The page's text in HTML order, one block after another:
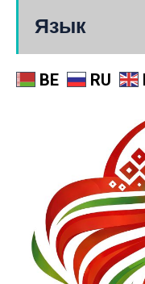
Язык
BE RU